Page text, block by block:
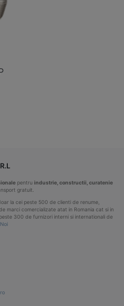
pentru industrie, constructii, curatenie
gratuit.
la cei peste 500 de clienti de renume,
marci comercializate atat in Romania cat si in
300 de furnizori interni si internationali de